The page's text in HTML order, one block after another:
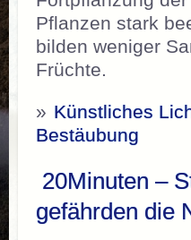
Pflanzen stark
bilden weniger
Früchte.
» Künstliches
Bestäubung
20Minuten –
gefährden die